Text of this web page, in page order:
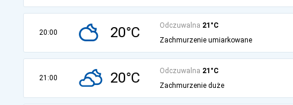
20:00 20°C Odczuwalna 21°C
Zachmurzenie umiarkowane
21:00 20°C Odczuwalna 21°C
Zachmurzenie duże